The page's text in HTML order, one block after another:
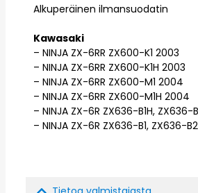
Alkuperäinen ilmansuodatin
Kawasaki
– NINJA ZX-6RR ZX600-K1 2003
– NINJA ZX-6RR ZX600-K1H 2003
– NINJA ZX-6RR ZX600-M1 2004
– NINJA ZX-6RR ZX600-M1H 2004
– NINJA ZX-6R ZX636-B1H,
– NINJA ZX-6R ZX636-B1, ZX636-